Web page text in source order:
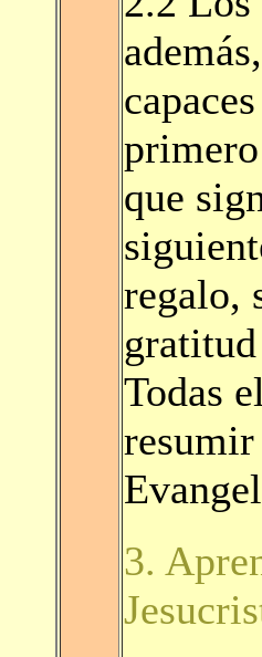
que
regalo,
Todas
3.